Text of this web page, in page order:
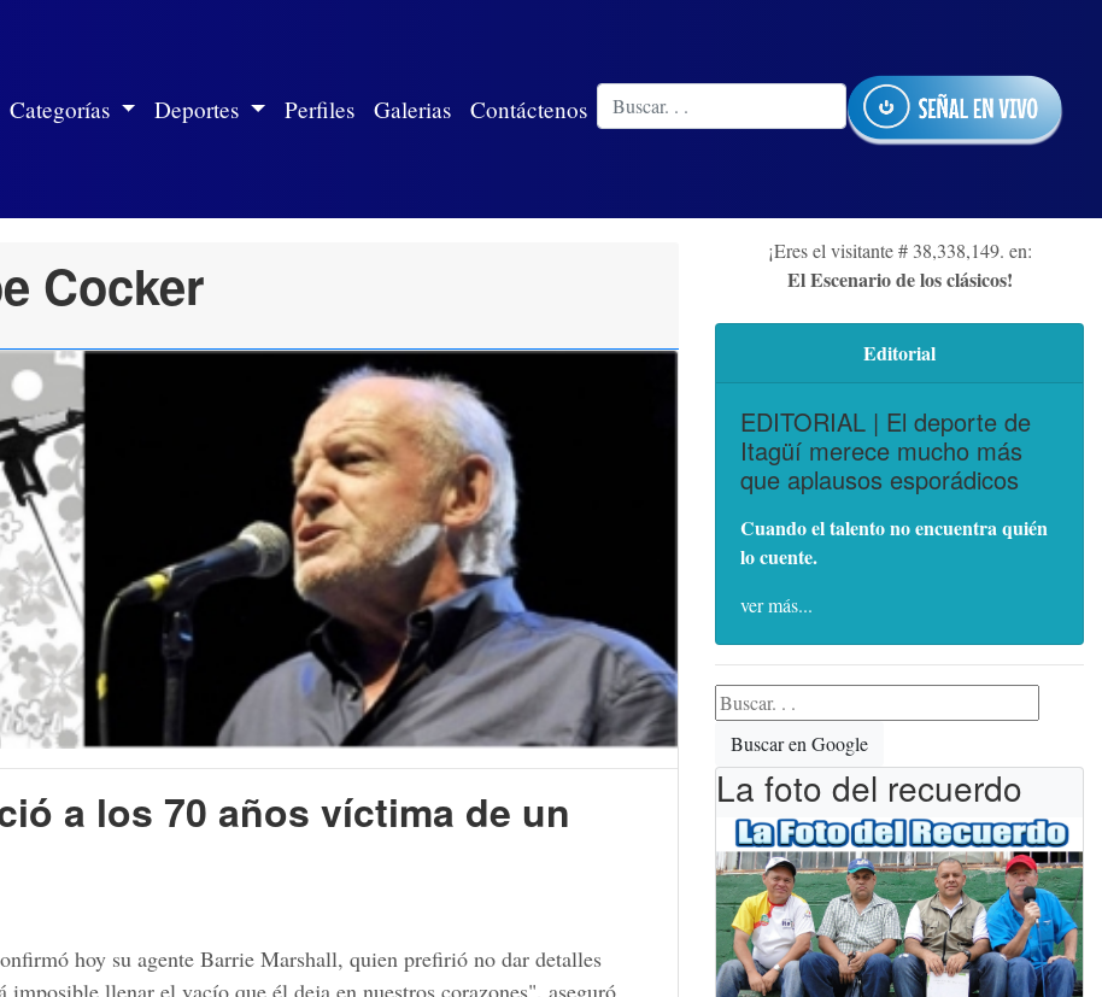
Categorías Deportes Perfiles Galerias Contáctenos
Cocker
a los 70 años víctima de un
hoy su agente Barrie Marshall, quien prefirió no dar detalles
llenar el vacío que él deja en nuestros corazones", aseguró
¡Eres el visitante # 38,338,149. en:
El Escenario de los clásicos!
Editorial
EDITORIAL | El deporte de
Itagüí merece mucho más
que aplausos esporádicos
Cuando el talento no encuentra quién
lo cuente.
ver más...
Buscar en Google
La foto del recuerdo